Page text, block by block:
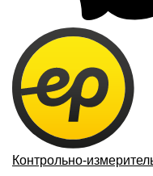
Контрольно-